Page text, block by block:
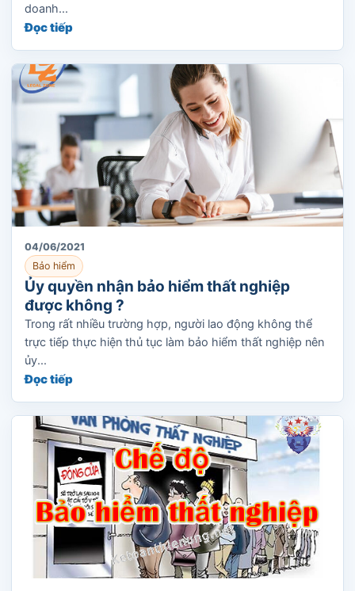
doanh...
Đọc tiếp
04/06/2021
Bảo hiểm
Ủy quyền nhận bảo hiểm thất nghiệp
được không ?
Trong rất nhiều trường hợp, người lao động không thể
trực tiếp thực hiện thủ tục làm bảo hiểm thất nghiệp nên
ủy...
Đọc tiếp